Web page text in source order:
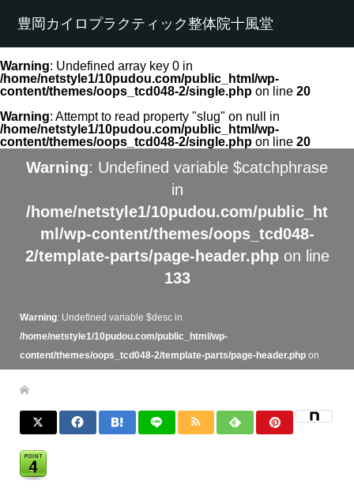
豊岡カイロプラクティック整体院十風堂
Warning: Undefined array key 0 in
/home/netstyle1/10pudou.com/public_html/wp-
content/themes/oops_tcd048-2/single.php on line 20
Warning: Attempt to read property "slug" on null in
/home/netstyle1/10pudou.com/public_html/wp-
content/themes/oops_tcd048-2/single.php on line 20
Warning: Undefined variable $catchphrase
in
/home/netstyle1/10pudou.com/public_ht
ml/wp-content/themes/oops_tcd048-
2/template-parts/page-header.phpon line
133
Warning: Undefined variable $desc in
/home/netstyle1/10pudou.com/public_html/wp-
content/themes/oops_tcd048-2/template-parts/page-header.phpon